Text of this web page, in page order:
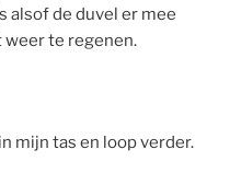
alsof de duvel er mee
weer te regenen.
mijn tas en loop verder.